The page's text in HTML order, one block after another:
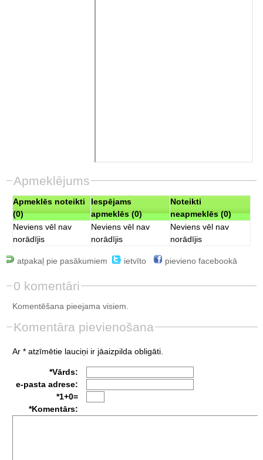
Apmeklējums
Apmeklēs noteikti
(0)
Iespējams
apmeklēs (0)
Noteikti
neapmeklēs (0)
Neviens vēl nav
norādījis
Neviens vēl nav
norādījis
Neviens vēl nav
norādījis
atpakaļ pie pasākumiem ietvīto pievieno facebookā
0 komentāri
Komentēšana pieejama visiem.
Komentāra pievienošana
Ar * atzīmētie lauciņi ir jāaizpilda obligāti.
*Vārds:
e-pasta adrese:
*1+0=
*Komentārs: